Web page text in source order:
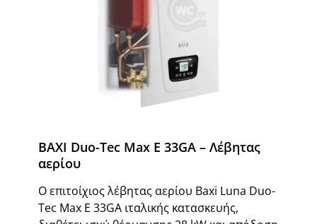
BAXI Duo-Tec Max E 33GA – Λέβητας
αερίου
Ο επιτοίχιος λέβητας αερίου Baxi Luna Duo-
Tec Max E 33GA ιταλικής κατασκευής,